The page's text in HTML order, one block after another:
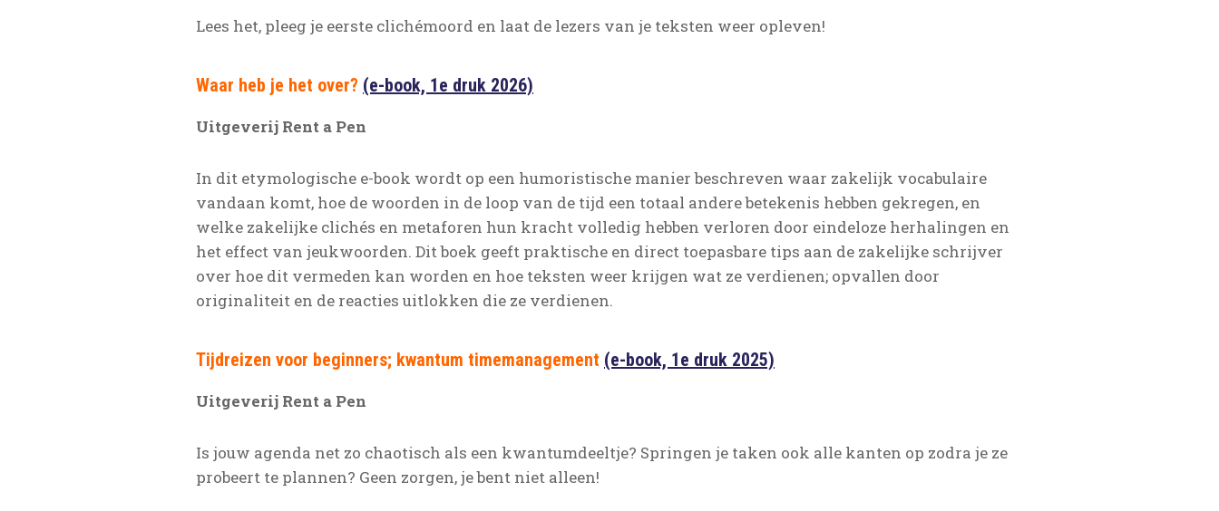
Lees het, pleeg je eerste clichémoord en laat de lezers van je teksten weer opleven!
Waar heb je het over? (e-book, 1e druk 2026)
Uitgeverij Rent a Pen
In dit etymologische e-book wordt op een humoristische manier beschreven waar zakelijk vocabulaire
vandaan komt, hoe de woorden in de loop van de tijd een totaal andere betekenis hebben gekregen, en
welke zakelijke clichés en metaforen hun kracht volledig hebben verloren door eindeloze herhalingen en
het effect van jeukwoorden. Dit boek geeft praktische en direct toepasbare tips aan de zakelijke schrijver
over hoe dit vermeden kan worden en hoe teksten weer krijgen wat ze verdienen; opvallen door
originaliteit en de reacties uitlokken die ze verdienen.
Tijdreizen voor beginners; kwantum timemanagement (e-book, 1e druk 2025)
Uitgeverij Rent a Pen
Is jouw agenda net zo chaotisch als een kwantumdeeltje? Springen je taken ook alle kanten op zodra je ze
probeert te plannen? Geen zorgen, je bent niet alleen!